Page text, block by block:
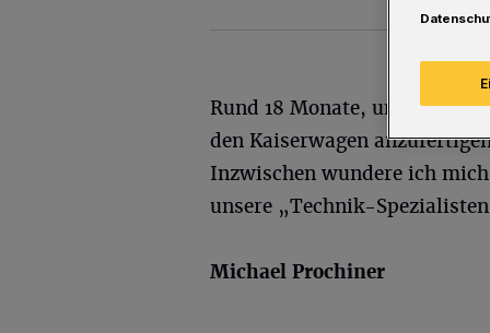
Rund 18 Monate, um ein
den Kaiserwagen
Inzwischen wundere ich
unsere „Technik-
Michael Prochiner